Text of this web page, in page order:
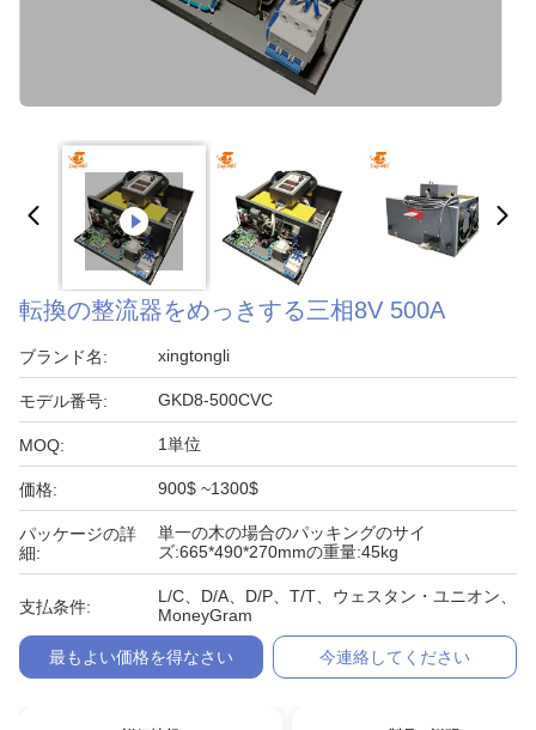
転換の整流器をめっきする三相8V 500A
ブランド名: xingtongli
モデル番号: GKD8-500CVC
MOQ: 1単位
価格: 900$ ~1300$
パッケージの詳
細:
単一の木の場合のパッキングのサイ
ズ:665*490*270mmの重量:45kg
支払条件:
L/C、D/A、D/P、T/T、ウェスタン・ユニオン、
MoneyGram
最もよい価格を得なさい 今連絡してください